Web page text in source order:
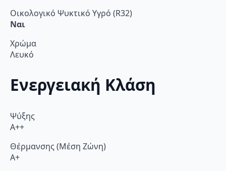
Οικολογικό Ψυκτικό Υγρό (R32)
Ναι
Χρώμα
Λευκό
Ενεργειακή Κλάση
Ψύξης
A++
Θέρμανσης (Μέση Ζώνη)
A+